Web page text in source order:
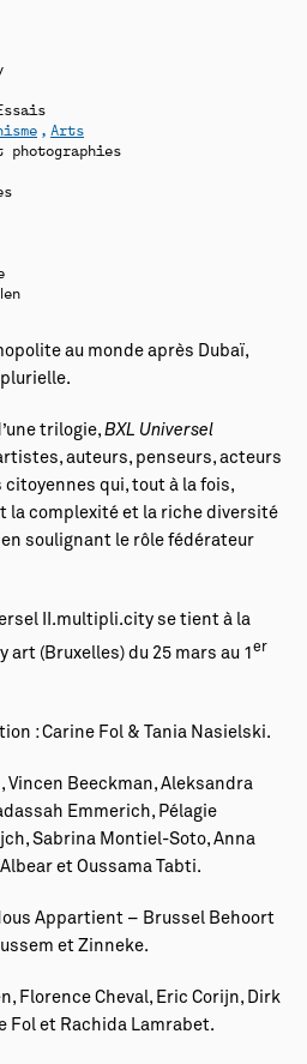
Arts
au monde après Dubaï,
trilogie, BXL Universel
auteurs, penseurs, acteurs
qui, tout à la fois,
la complexité et la riche diversité
soulignant le rôle fédérateur
II.multipli.city se tient à la
(Bruxelles) du 25 mars au 1 er
: Carine Fol & Tania Nasielski.
Vincen Beeckman, Aleksandra
Emmerich, Pélagie
Sabrina Montiel-Soto, Anna
et Oussama Tabti.
Appartient – Brussel Behoort
et Zinneke.
Florence Cheval, Eric Corijn, Dirk
Fol et Rachida Lamrabet.